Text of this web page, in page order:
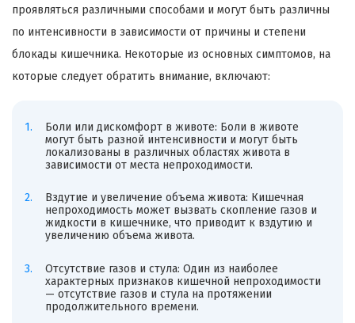
проявляться различными способами и могут быть различны
по интенсивности в зависимости от причины и степени
блокады кишечника. Некоторые из основных симптомов, на
которые следует обратить внимание, включают:
Боли или дискомфорт в животе: Боли в животе
могут быть разной интенсивности и могут быть
локализованы в различных областях живота в
зависимости от места непроходимости.
Вздутие и увеличение объема живота: Кишечная
непроходимость может вызвать скопление газов и
жидкости в кишечнике, что приводит к вздутию и
увеличению объема живота.
Отсутствие газов и стула: Один из наиболее
характерных признаков кишечной непроходимости
— отсутствие газов и стула на протяжении
продолжительного времени.